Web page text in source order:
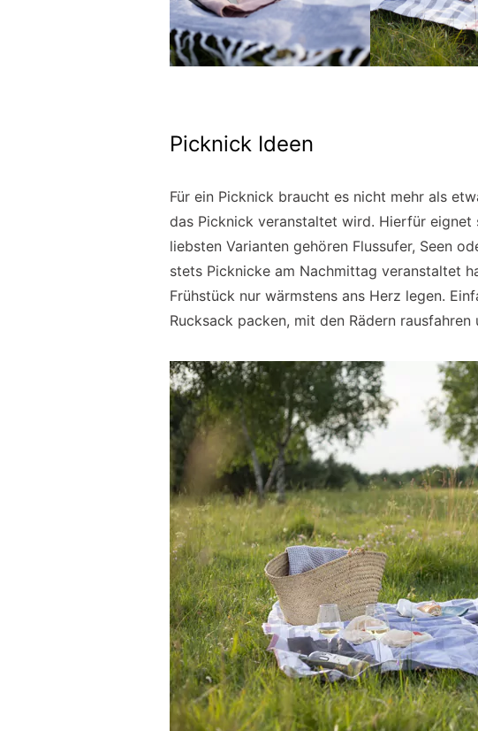
Picknick Ideen
Für ein Picknick braucht es nicht mehr als
das Picknick veranstaltet wird. Hierfür eignet
liebsten Varianten gehören Flussufer, Seen
stets Picknicke am Nachmittag veranstaltet
Frühstück nur wärmstens ans Herz legen.
Rucksack packen, mit den Rädern